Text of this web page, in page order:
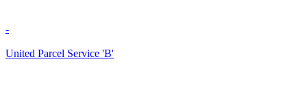
-
United Parcel Service 'B'